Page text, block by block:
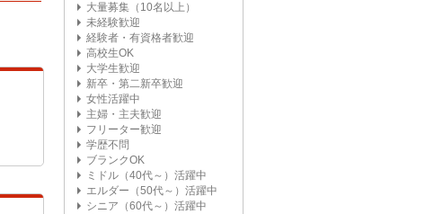
大量募集（10名以上）
未経験歓迎
経験者・有資格者歓迎
高校生OK
大学生歓迎
新卒・第二新卒歓迎
女性活躍中
主婦・主夫歓迎
フリーター歓迎
学歴不問
ブランクOK
ミドル（40代～）活躍中
エルダー（50代～）活躍中
シニア（60代～）活躍中